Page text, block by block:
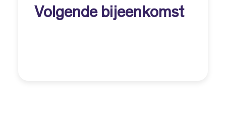
Volgende bijeenkomst